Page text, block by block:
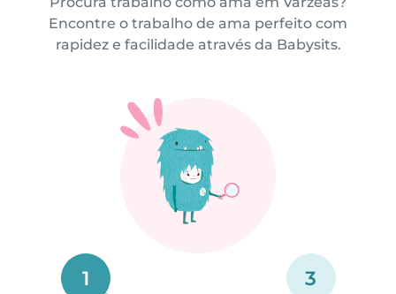
Encontre o trabalho de ama perfeito com
rapidez e facilidade através da Babysits.
1 3